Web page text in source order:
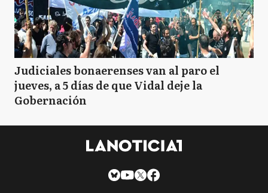
Judiciales bonaerenses van al paro el
jueves, a 5 días de que Vidal deje la
Gobernación